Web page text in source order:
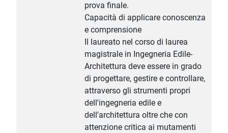
prova finale.
Capacità di applicare conoscenza
e comprensione
Il laureato nel corso di laurea
magistrale in Ingegneria Edile-
Architettura deve essere in grado
di progettare, gestire e controllare,
attraverso gli strumenti propri
dell'ingegneria edile e
dell'architettura oltre che con
attenzione critica ai mutamenti